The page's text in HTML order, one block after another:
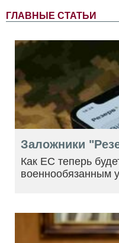
ГЛАВНЫЕ СТАТЬИ
Заложники
Как ЕС теперь
военнообязанным